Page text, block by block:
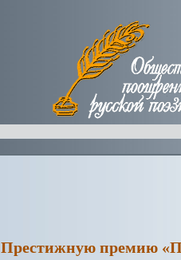
Престижную премию